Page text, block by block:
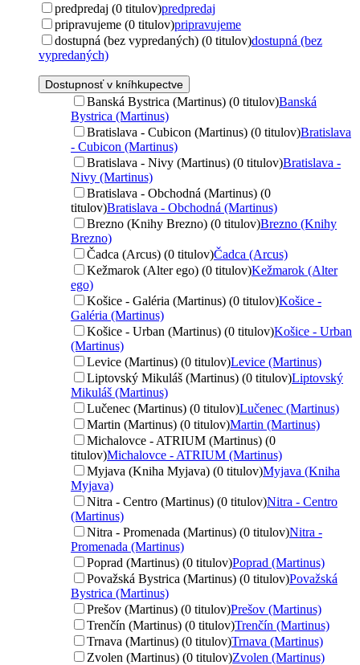
predpredaj (0 titulov)predpredaj
pripravujeme (0 titulov)pripravujeme
dostupná (bez vypredaných) (0 titulov)dostupná (bez
vypredaných)
Dostupnosť v kníhkupectve
Banská Bystrica (Martinus) (0 titulov)Banská
Bystrica (Martinus)
Bratislava - Cubicon (Martinus) (0 titulov)Bratislava
- Cubicon (Martinus)
Bratislava - Nivy (Martinus) (0 titulov)Bratislava -
Nivy (Martinus)
Bratislava - Obchodná (Martinus) (0
titulov)Bratislava - Obchodná (Martinus)
Brezno (Knihy Brezno) (0 titulov)Brezno (Knihy
Brezno)
Čadca (Arcus) (0 titulov)Čadca (Arcus)
Kežmarok (Alter ego) (0 titulov)Kežmarok (Alter
ego)
Košice - Galéria (Martinus) (0 titulov)Košice -
Galéria (Martinus)
Košice - Urban (Martinus) (0 titulov)Košice - Urban
(Martinus)
Levice (Martinus) (0 titulov)Levice (Martinus)
Liptovský Mikuláš (Martinus) (0 titulov)Liptovský
Mikuláš (Martinus)
Lučenec (Martinus) (0 titulov)Lučenec (Martinus)
Martin (Martinus) (0 titulov)Martin (Martinus)
Michalovce - ATRIUM (Martinus) (0
titulov)Michalovce - ATRIUM (Martinus)
Myjava (Kniha Myjava) (0 titulov)Myjava (Kniha
Myjava)
Nitra - Centro (Martinus) (0 titulov)Nitra - Centro
(Martinus)
Nitra - Promenada (Martinus) (0 titulov)Nitra -
Promenada (Martinus)
Poprad (Martinus) (0 titulov)Poprad (Martinus)
Považská Bystrica (Martinus) (0 titulov)Považská
Bystrica (Martinus)
Prešov (Martinus) (0 titulov)Prešov (Martinus)
Trenčín (Martinus) (0 titulov)Trenčín (Martinus)
Trnava (Martinus) (0 titulov)Trnava (Martinus)
Zvolen (Martinus) (0 titulov)Zvolen (Martinus)